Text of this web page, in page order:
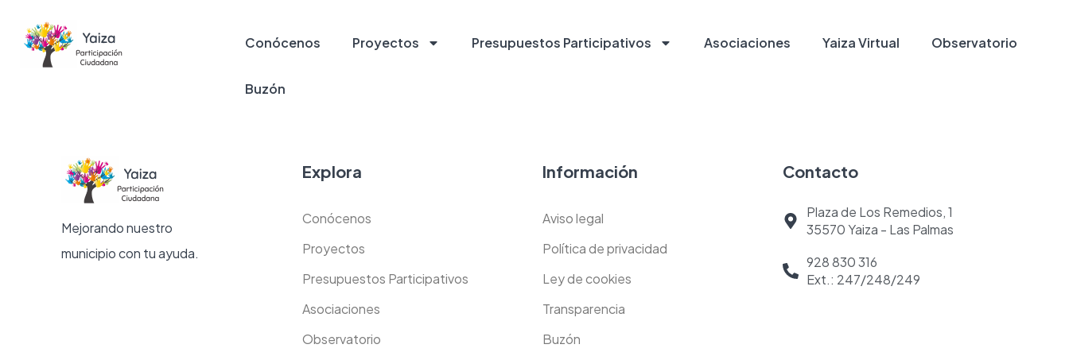
Conócenos Proyectos Presupuestos Participativos Asociaciones Yaiza Virtual Observatorio
Buzón
Mejorando nuestro
municipio con tu ayuda.
Explora
Conócenos
Proyectos
Presupuestos Participativos
Asociaciones
Observatorio
Información
Aviso legal
Política de privacidad
Ley de cookies
Transparencia
Buzón
Contacto
Plaza de Los Remedios, 1
35570 Yaiza - Las Palmas
928 830 316
Ext.: 247/248/249